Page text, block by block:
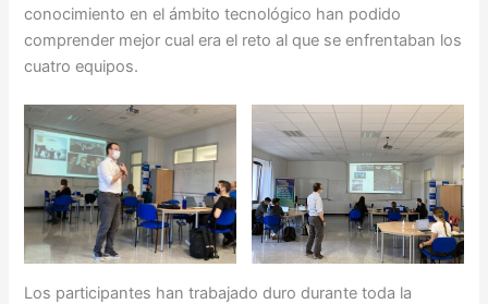
conocimiento en el ámbito tecnológico han podido
comprender mejor cual era el reto al que se enfrentaban los
cuatro equipos.
Los participantes han trabajado duro durante toda la